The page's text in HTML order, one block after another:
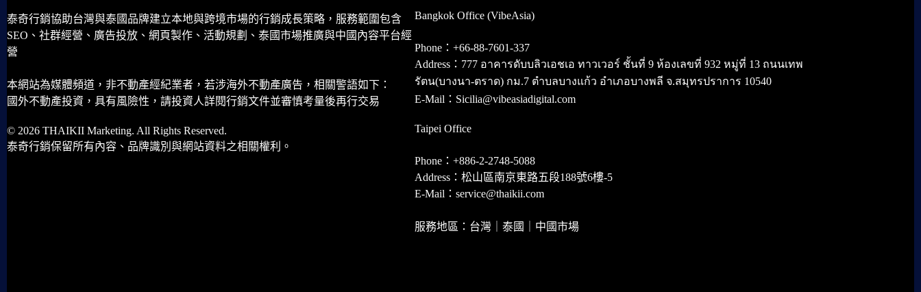
泰奇行銷協助台灣與泰國品牌建立本地與跨境市場的行銷成長策略，服務範圍包含
SEO、社群經營、廣告投放、網頁製作、活動規劃、泰國市場推廣與中國內容平台經
營
本網站為媒體頻道，非不動產經紀業者，若涉海外不動產廣告，相關警語如下：
國外不動產投資，具有風險性，請投資人詳閱行銷文件並審慎考量後再行交易
© 2026 THAIKII Marketing. All Rights Reserved.
泰奇行銷保留所有內容、品牌識別與網站資料之相關權利。
Bangkok Office (VibeAsia)
Phone：+66-88-7601-337
Address：777 อาคารดับบลิวเอชเอ ทาวเวอร์ ชั้นที่ 9 ห้องเลขที่ 932 หมู่ที่ 13 ถนนเทพ
รัตน(บางนา-ตราด) กม.7 ตำบลบางแก้ว อำเภอบางพลี จ.สมุทรปราการ 10540
E-Mail：Sicilia@vibeasiadigital.com
Taipei Office
Phone：+886-2-2748-5088
Address：松山區南京東路五段188號6樓-5
E-Mail：service@thaikii.com
服務地區：台灣｜泰國｜中國市場